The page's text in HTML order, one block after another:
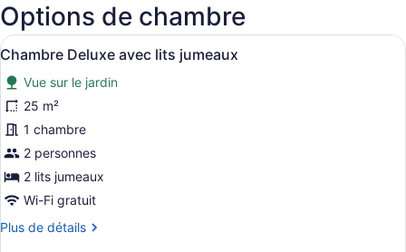
Aquino)
Options de chambre
Afficher
toutes
les
photos
pour
ce
type
de
chambre :
Chambre
Une chambre d’hôtel avec deux
6
Chambre Deluxe avec lits jumeaux
Vue sur le jardin
25 m²
1 chambre
2 personnes
2 lits jumeaux
Wi-Fi gratuit
Plus de détails
Plus